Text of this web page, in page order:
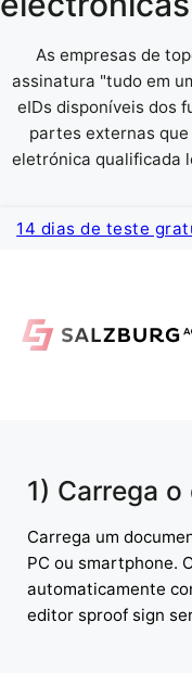
As empresas de
assinatura "tudo em
eIDs disponíveis dos
partes externas
eletrónica qualificada
14 dias de teste
1) Carrega
Carrega um
PC ou smartphone.
automaticamente
editor sproof sign